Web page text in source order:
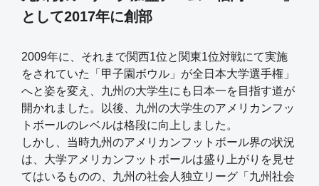
として2017年に創部
2009年に、それまで関西1位と関東1位対戦にて実施
をされていた「甲子園ボウル」が全日本大学選手権」
へと姿を変え、九州の大学生にも日本一を目指す道が
開かれました。以後、九州の大学生のアメリカンフッ
トボールのレベルは格段に向上しました。
しかし、当時九州のアメリカンフットボール界の状況
は、大学アメリカンフットボールは盛り上がりを見せ
てはいるものの、九州の社会人独立リーグ「九州社会